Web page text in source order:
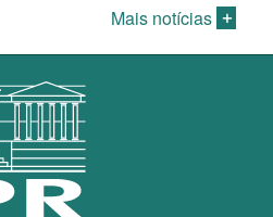
Mais notícias